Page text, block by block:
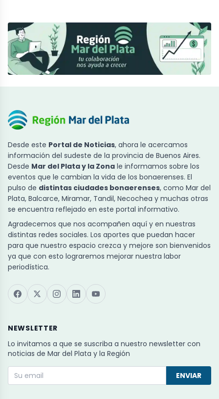
Desde este Portal de Noticias, ahora le acercamos
información del sudeste de la provincia de Buenos Aires.
Desde Mar del Plata y la Zona le informamos sobre los
eventos que le cambian la vida de los bonaerenses. El
pulso de distintas ciudades bonaerenses, como Mar del
Plata, Balcarce, Miramar, Tandil, Necochea y muchas otras
se encuentra reflejado en este portal informativo.
Agradecemos que nos acompañen aquí y en nuestras
distintas redes sociales. Los aportes que puedan hacer
para que nuestro espacio crezca y mejore son bienvenidos
ya que con esto lograremos mejorar nuestra labor
periodística.
NEWSLETTER
Lo invitamos a que se suscriba a nuestro newsletter con
noticias de Mar del Plata y la Región
ENVIAR